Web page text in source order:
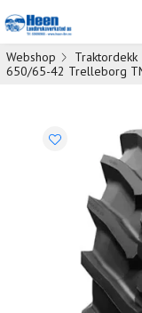
Webshop Traktordekk
650/65-42 Trelleborg